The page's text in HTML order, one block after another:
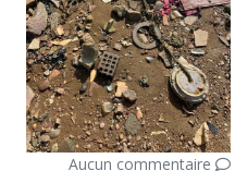
Aucun commentaire